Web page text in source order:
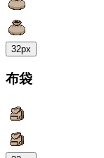
32px
布袋